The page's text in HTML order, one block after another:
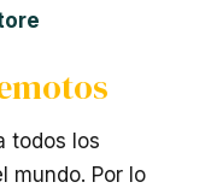
todos los
mundo. Por lo